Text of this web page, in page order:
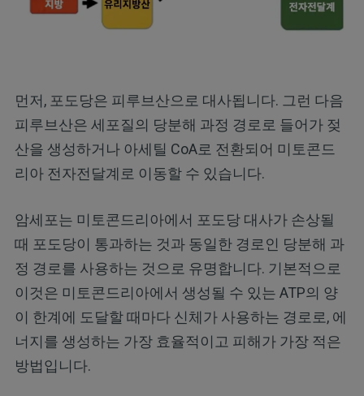
먼저, 포도당은 피루브산으로 대사됩니다. 그런 다음
피루브산은 세포질의 당분해 과정 경로로 들어가 젖
산을 생성하거나 아세틸 CoA로 전환되어 미토콘드
리아 전자전달계로 이동할 수 있습니다.
암세포는 미토콘드리아에서 포도당 대사가 손상될
때 포도당이 통과하는 것과 동일한 경로인 당분해 과
정 경로를 사용하는 것으로 유명합니다. 기본적으로
이것은 미토콘드리아에서 생성될 수 있는 ATP의 양
이 한계에 도달할 때마다 신체가 사용하는 경로로, 에
너지를 생성하는 가장 효율적이고 피해가 가장 적은
방법입니다.